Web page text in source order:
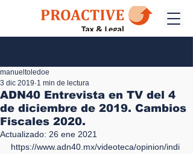
ADN40 Entrevista en TV del 4
de diciembre de 2019. Cambios
Fiscales 2020.
manueltoledoe
3 dic 2019 1 min de lectura
Actualizado: 26 ene 2021
https://www.adn40.mx/videoteca/opinion/indi